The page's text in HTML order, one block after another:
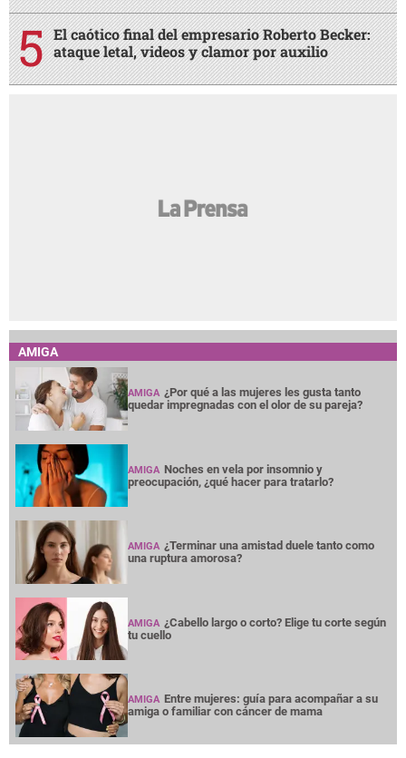
El caótico final del empresario Roberto Becker:
ataque letal, videos y clamor por auxilio
AMIGA
AMIGA ¿Por qué a las mujeres les gusta tanto
quedar impregnadas con el olor de su pareja?
AMIGA Noches en vela por insomnio y
preocupación, ¿qué hacer para tratarlo?
AMIGA ¿Terminar una amistad duele tanto como
una ruptura amorosa?
AMIGA ¿Cabello largo o corto? Elige tu corte según
tu cuello
AMIGA Entre mujeres: guía para acompañar a su
amiga o familiar con cáncer de mama